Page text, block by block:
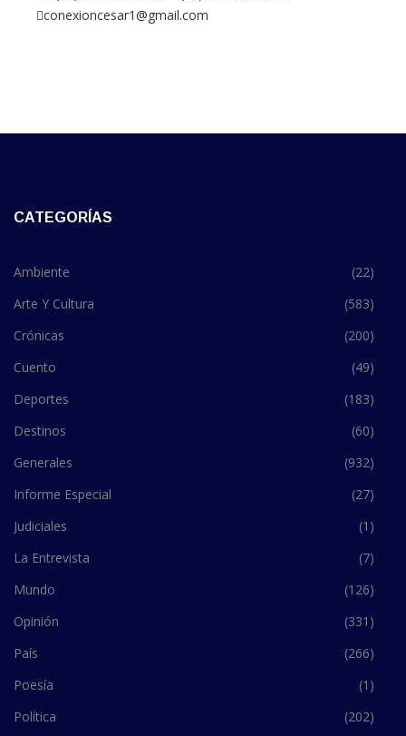
conexioncesar1@gmail.com
CATEGORÍAS
Ambiente
(22)
Arte Y Cultura
(583)
Crónicas
(200)
Cuento
(49)
Deportes
(183)
Destinos
(60)
Generales
(932)
Informe Especial
(27)
Judiciales
(1)
La Entrevista
(7)
Mundo
(126)
Opinión
(331)
País
(266)
Poesía
(1)
Política
(202)